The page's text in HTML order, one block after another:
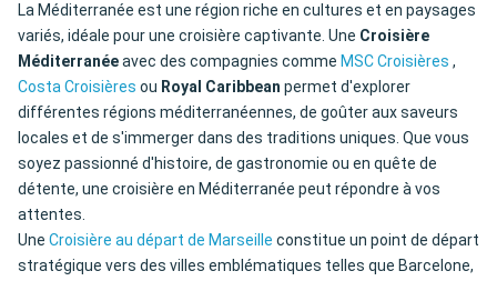
La Méditerranée est une région riche en cultures et en paysages
variés, idéale pour une croisière captivante. Une Croisière
Méditerranéeavec des compagnies comme MSC Croisières ,
Costa Croisières ou Royal Caribbean permet d'explorer
différentes régions méditerranéennes, de goûter aux saveurs
locales et de s'immerger dans des traditions uniques. Que vous
soyez passionné d'histoire, de gastronomie ou en quête de
détente, une croisière en Méditerranée peut répondre à vos
attentes.
Une Croisière au départ de Marseille constitue un point de départ
stratégique vers des villes emblématiques telles que Barcelone,